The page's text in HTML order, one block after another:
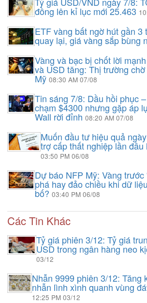
đồng lên kỉ lục mới 25.463
ETF vàng bất ngờ hút gần 3
quay lại, giá vàng sắp bùng
Vàng và bạc bị chốt lời
và USD tăng: Thị trường chờ
Mỹ 08:30 AM 07/08
Tin sáng 7/8: Dầu hồi phục
chạm $4300 nhưng gặp áp
Wall rời đỉnh 08:20 AM 07/08
Muốn đầu tư hiệu quả
trợ cấp thất nghiệp lần
03:50 PM 06/08
Dự báo NFP Mỹ: Vàng trước
phá hay đảo chiều khi dữ
bố? 03:40 PM 06/08
Các Tin Khác
Tỷ giá phiên 3/12: Tỷ giá
USD trong ngân hàng neo
03/12
Nhẫn 9999 phiên 3/12: Tăng
nhẫn lình xình quanh vùng
12:25 PM 03/12